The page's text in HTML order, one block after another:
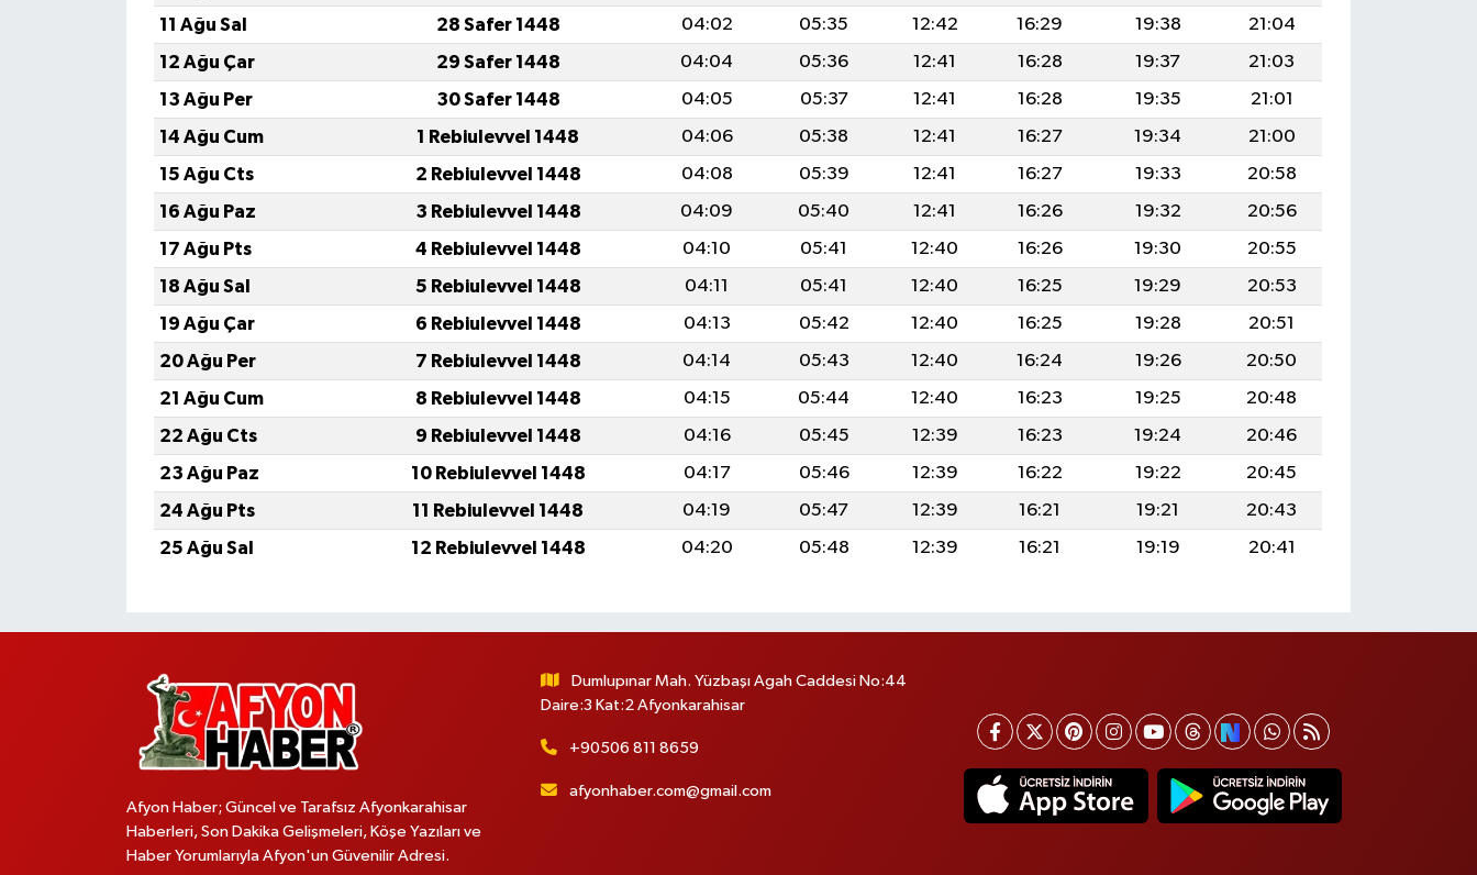
11 Ağu Sal
28 Safer 1448 04:02 05:35 12:42 16:29 19:38
21:04
12 Ağu Çar
29 Safer 1448 04:04 05:36 12:41 16:28 19:37
21:03
13 Ağu Per
30 Safer 1448 04:05 05:37 12:41 16:28 19:35
21:01
14 Ağu Cum
1 Rebiulevvel 1448 04:06 05:38 12:41 16:27 19:34
21:00
15 Ağu Cts
2 Rebiulevvel 1448 04:08 05:39 12:41 16:27 19:33
20:58
16 Ağu Paz
3 Rebiulevvel 1448 04:09 05:40 12:41 16:26 19:32
20:56
17 Ağu Pts
4 Rebiulevvel 1448 04:10 05:41 12:40 16:26 19:30
20:55
18 Ağu Sal
5 Rebiulevvel 1448 04:11 05:41 12:40 16:25 19:29
20:53
19 Ağu Çar
6 Rebiulevvel 1448 04:13 05:42 12:40 16:25 19:28
20:51
20 Ağu Per
7 Rebiulevvel 1448 04:14 05:43 12:40 16:24 19:26
20:50
21 Ağu Cum
8 Rebiulevvel 1448 04:15 05:44 12:40 16:23 19:25
20:48
22 Ağu Cts
9 Rebiulevvel 1448 04:16 05:45 12:39 16:23 19:24
20:46
23 Ağu Paz
10 Rebiulevvel 1448 04:17 05:46 12:39 16:22 19:22
20:45
24 Ağu Pts
11 Rebiulevvel 1448 04:19 05:47 12:39 16:21 19:21
20:43
25 Ağu Sal
12 Rebiulevvel 1448 04:20 05:48 12:39 16:21 19:19 20:41
Afyon Haber; Güncel ve Tarafsız Afyonkarahisar
Haberleri, Son Dakika Gelişmeleri, Köşe Yazıları ve
Haber Yorumlarıyla Afyon'un Güvenilir Adresi.
Dumlupınar Mah. Yüzbaşı Agah Caddesi No:44
Daire:3 Kat:2 Afyonkarahisar
+90506 811 8659
afyonhaber.com@gmail.com